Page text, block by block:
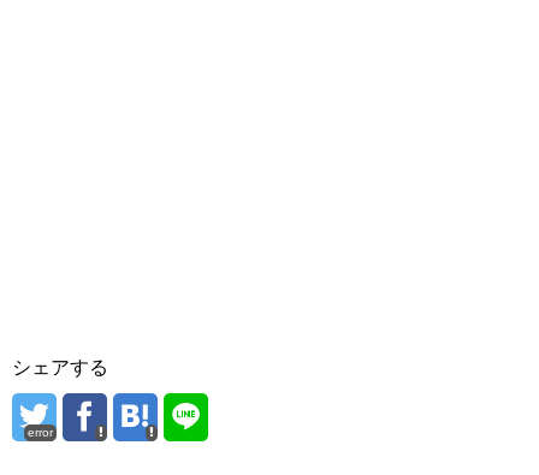
シェアする
error